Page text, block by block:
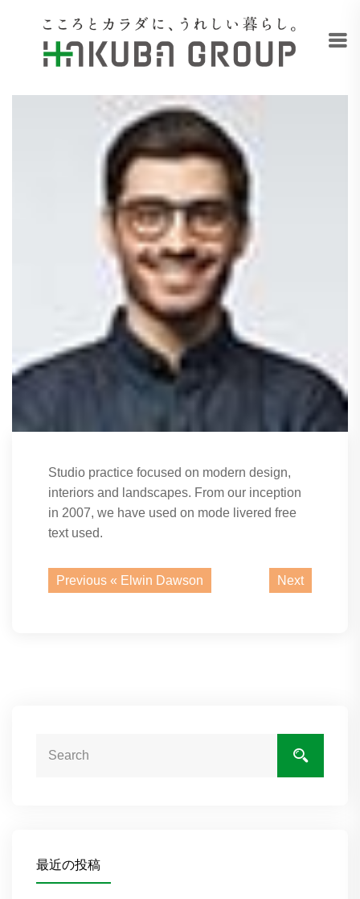
Studio practice focused on modern design,
interiors and landscapes. From our inception
in 2007, we have used on mode livered free
text used.
Previous « Elwin Dawson Next
最近の投稿